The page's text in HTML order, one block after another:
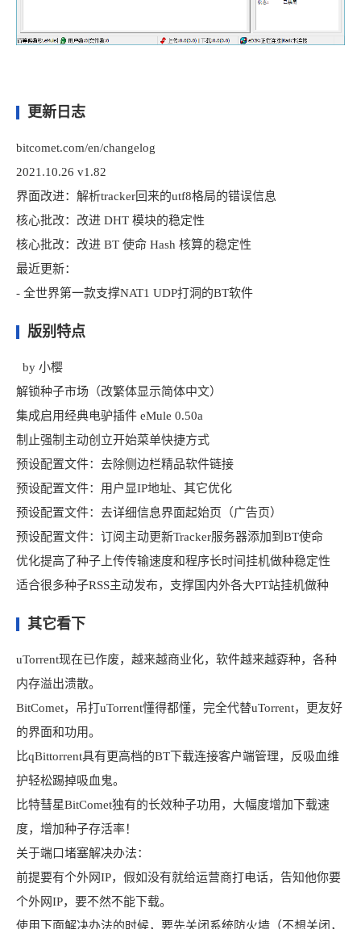
更新日志
bitcomet.com/en/changelog
2021.10.26 v1.82
界面改进：解析tracker回来的utf8格局的错误信息
核心批改：改进 DHT 模块的稳定性
核心批改：改进 BT 使命 Hash 核算的稳定性
最近更新：
- 全世界第一款支撑NAT1 UDP打洞的BT软件
版别特点
by 小樱
解锁种子市场（改繁体显示简体中文）
集成启用经典电驴插件 eMule 0.50a
制止强制主动创立开始菜单快捷方式
预设配置文件：去除侧边栏精品软件链接
预设配置文件：用户显IP地址、其它优化
预设配置文件：去详细信息界面起始页（广告页）
预设配置文件：订阅主动更新Tracker服务器添加到BT使命
优化提高了种子上传传输速度和程序长时间挂机做种稳定性
适合很多种子RSS主动发布，支撑国内外各大PT站挂机做种
其它看下
uTorrent现在已作废，越来越商业化，软件越来越孬种，各种
内存溢出溃散。
BitComet，吊打uTorrent懂得都懂，完全代替uTorrent，更友好
的界面和功用。
比qBittorrent具有更高档的BT下载连接客户端管理，反吸血维
护轻松踢掉吸血鬼。
比特彗星BitComet独有的长效种子功用，大幅度增加下载速
度，增加种子存活率！
关于端口堵塞解决办法：
前提要有个外网IP，假如没有就给运营商打电话，告知他你要
个外网IP，要不然不能下载。
使用下面解决办法的时候，要先关闭系统防火墙（不想关闭，